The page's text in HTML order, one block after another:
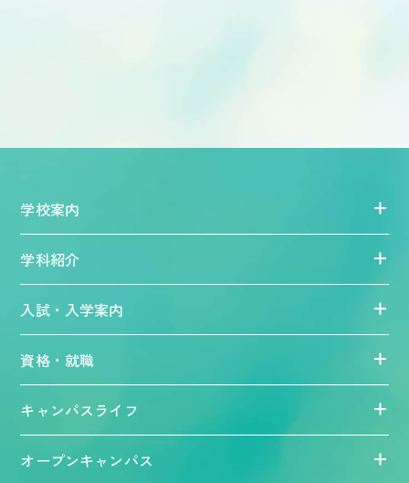
学校案内
学科紹介
入試・入学案内
資格・就職
キャンパスライフ
オープンキャンパス